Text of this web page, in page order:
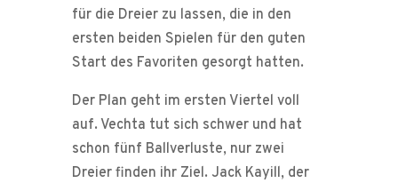
für die Dreier zu lassen, die in den
ersten beiden Spielen für den guten
Start des Favoriten gesorgt hatten.
Der Plan geht im ersten Viertel voll
auf. Vechta tut sich schwer und hat
schon fünf Ballverluste, nur zwei
Dreier finden ihr Ziel. Jack Kayill, der